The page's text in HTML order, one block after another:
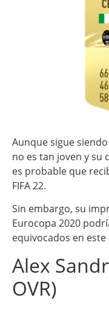
Aunque sigue
no es tan joven y su
es probable que
FIFA 22.
Sin embargo, su
Eurocopa 2020
equivocados en este
Alex
OVR)